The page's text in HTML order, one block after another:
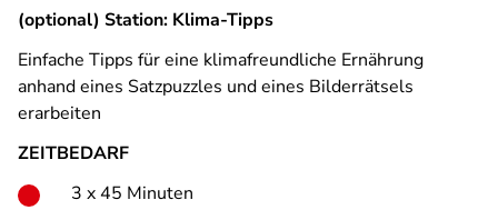
(optional) Station: Klima-Tipps
Einfache Tipps für eine klimafreundliche Ernährung
anhand eines Satzpuzzles und eines Bilderrätsels
erarbeiten
ZEITBEDARF
3 x 45 Minuten